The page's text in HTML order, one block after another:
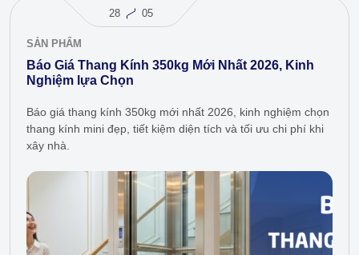
28 05
SẢN PHẨM
Báo Giá Thang Kính 350kg Mới Nhất 2026, Kinh
Nghiệm lựa Chọn
Báo giá thang kính 350kg mới nhất 2026, kinh nghiệm chọn
thang kính mini đẹp, tiết kiệm diện tích và tối ưu chi phí khi
xây nhà.